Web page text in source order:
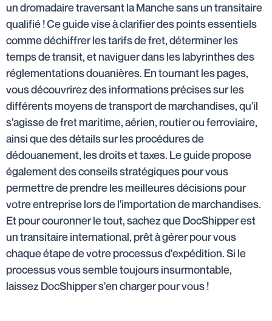
un dromadaire traversant la Manche sans un transitaire
qualifié ! Ce guide vise à clarifier des points essentiels
comme déchiffrer les tarifs de fret, déterminer les
temps de transit, et naviguer dans les labyrinthes des
réglementations douanières. En tournant les pages,
vous découvrirez des informations précises sur les
différents moyens de transport de marchandises, qu'il
s'agisse de fret maritime, aérien, routier ou ferroviaire,
ainsi que des détails sur les procédures de
dédouanement, les droits et taxes. Le guide propose
également des conseils stratégiques pour vous
permettre de prendre les meilleures décisions pour
votre entreprise lors de l'importation de marchandises.
Et pour couronner le tout, sachez que DocShipper est
un transitaire international, prêt à gérer pour vous
chaque étape de votre processus d'expédition. Si le
processus vous semble toujours insurmontable,
laissez DocShipper s'en charger pour vous !